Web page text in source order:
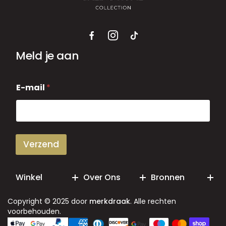
Meld je aan
-
m
i
E-mail *
Verzend
Winkel Over Ons Bronnen
Copyright © 2025 door merkdraak. Alle rechten
voorbehouden.